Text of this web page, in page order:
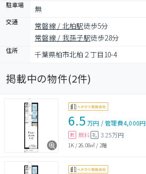
駐車場 無
交通 常磐線 / 北柏駅徒歩5分
常磐線 / 我孫子駅徒歩28分
住所 千葉県柏市北柏２丁目10-4
掲載中の物件(2件)
6.5 万円 /管理費4,000円
敷 無料 礼 3.25万円
1K /26.08㎡ / 2階